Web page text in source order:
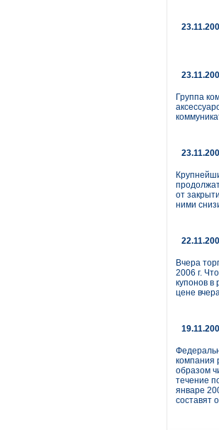
Группа
от
ними
Вчера
2006 г.
купонов в
цене
компания
образом
течение
январе
составят